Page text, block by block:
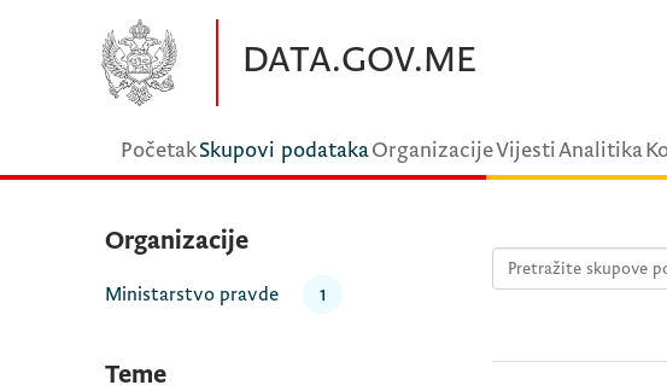
DATA.GOV.ME
PočetakSkupovi podatakaOrganizacijeVijestiAnalitika
Organizacije
Ministarstvo pravde 1
Teme